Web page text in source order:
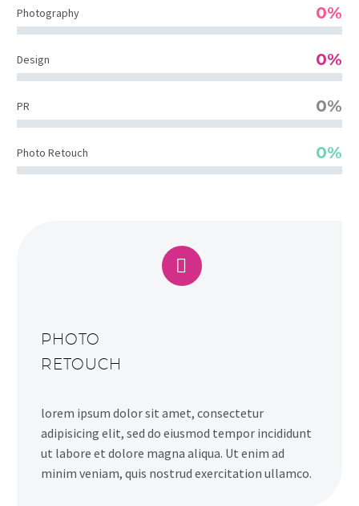
Photography 0%
Design 0%
PR 0%
Photo Retouch 0%


PHOTO
RETOUCH
lorem ipsum dolor sit amet, consectetur
adipisicing elit, sed do eiusmod tempor incididunt
ut labore et dolore magna aliqua. Ut enim ad
minim veniam, quis nostrud exercitation ullamco.